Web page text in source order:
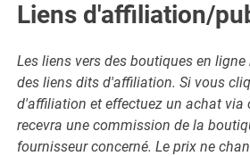
Liens d'affiliation/
Les liens vers des boutiques en
des liens dits d'affiliation. Si vous
d'affiliation et effectuez un achat via
recevra une commission de la
fournisseur concerné. Le prix ne